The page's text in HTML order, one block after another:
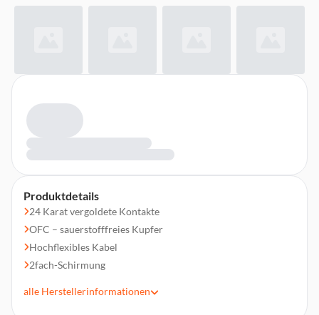
Produktdetails
24 Karat vergoldete Kontakte
OFC – sauerstofffreies Kupfer
Hochflexibles Kabel
2fach-Schirmung
alle Herstellerinformationen